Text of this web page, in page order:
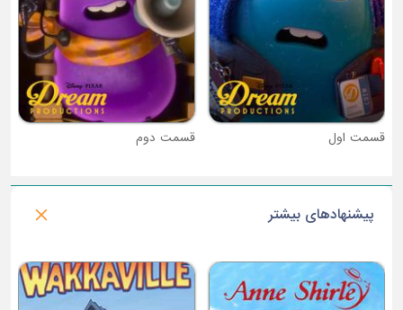
قسمت دوم
پیشنهادهای بیشتر
فصل 1 : خانواده جاسوس